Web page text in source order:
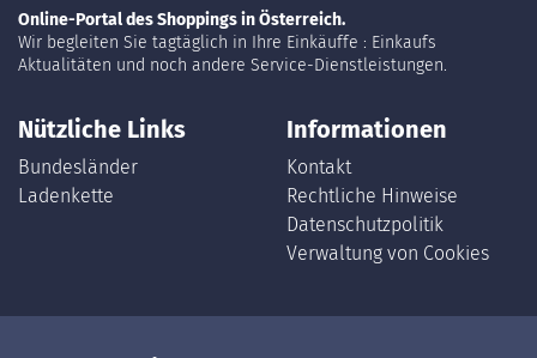
Online-Portal des Shoppings in Österreich.
Wir begleiten Sie tagtäglich in Ihre Einkäuffe : Einkaufs
Aktualitäten und noch andere Service-Dienstleistungen.
Nützliche Links
Bundesländer
Ladenkette
Informationen
Kontakt
Rechtliche Hinweise
Datenschutzpolitik
Verwaltung von Cookies